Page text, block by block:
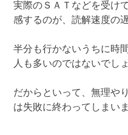
実際のＳＡＴなどを受け
感するのが、読解速度の
半分も行かないうちに時
人も多いのではないでし
だからといって、無理や
は失敗に終わってしまいま